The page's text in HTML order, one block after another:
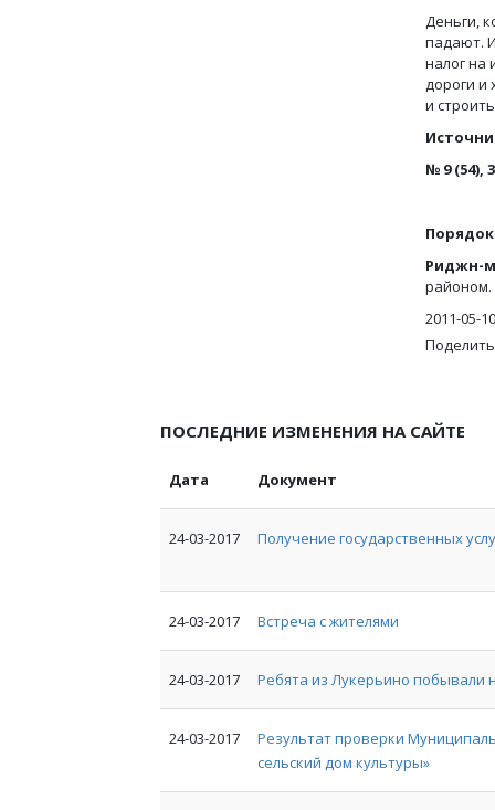
Деньги,
падают.
налог на
дороги и
и
№ 9 (54),
Риджн-
районом.
2011-05-10
ПОСЛЕДНИЕ ИЗМЕНЕНИЯ НА САЙТЕ
Дата Документ
24-03-2017 Получение государственных
24-03-2017 Встреча с жителями
24-03-2017 Ребята из Лукерьино побывали
24-03-2017
Результат проверки
сельский дом культуры»